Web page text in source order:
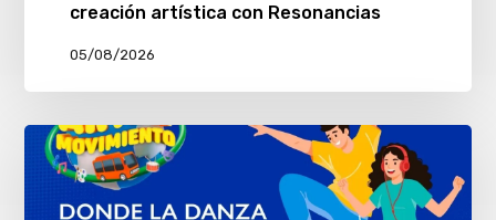
creación artística con Resonancias
05/08/2026